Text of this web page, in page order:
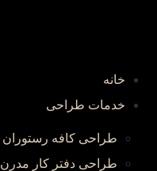
خانه
خدمات طراحی
طراحی کافه رستوران
طراحی دفتر کار مدرن